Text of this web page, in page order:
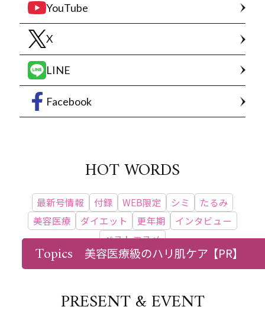
YouTube
X
LINE
Facebook
HOT WORDS
最新号情報 付録 WEB限定 シミ
たるみ
美容医療
ダイエット 更年期
インタビュー
ベストコスメ
PRESENT & EVENT
Topics 美容医療級のハリ肌ケア【PR】